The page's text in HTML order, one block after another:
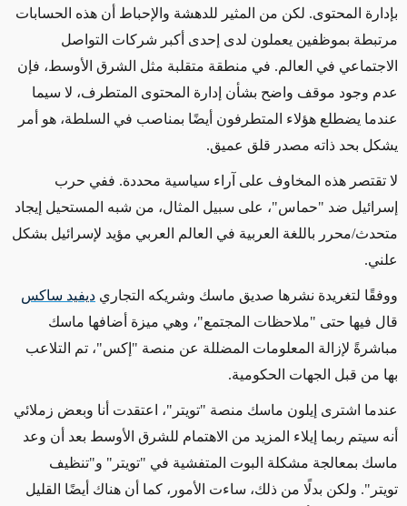
بإدارة المحتوى. لكن من المثير للدهشة والإحباط أن هذه الحسابات
مرتبطة بموظفين يعملون لدى إحدى أكبر شركات التواصل
الاجتماعي في العالم. في منطقة متقلبة مثل الشرق الأوسط، فإن
عدم وجود موقف واضح بشأن إدارة المحتوى المتطرف، لا سيما
عندما يضطلع هؤلاء المتطرفون أيضًا بمناصب في السلطة، هو أمر
يشكل بحد ذاته مصدر قلق عميق.
ل ا تقتصر هذه المخاوف على آراء سياسية محددة. ففي حرب
إسرائيل ضد "حماس"، على سبيل المثال، من شبه المستحيل إيجاد
متحدث/محرر باللغة العربية في العالم العربي مؤيد لإسرائيل بشكل
علني.
ووفقًا لتغريدة نشرها صديق ماسك وشريكه التجاري ديفيد ساكس
قال فيها حتى "ملاحظات المجتمع"، وهي ميزة أضافها ماسك
مباشرةً لإزالة المعلومات المضللة عن منصة "إكس"، تم التلاعب
بها من قبل الجهات الحكومية.
عندما اشترى إيلون ماسك منصة "تويتر"، اعتقدت أنا وبعض زملائي
أنه سيتم ربما إيلاء المزيد من الاهتمام للشرق الأوسط بعد أن وعد
ماسك بمعالجة مشكلة البوت المتفشية في "تويتر" و"تنظيف
تويتر". ولكن بدلًا من ذلك، ساءت الأمور، كما أن هناك أيضًا القليل